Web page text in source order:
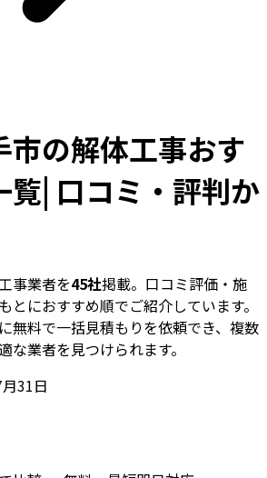
市の解体工事おす
覧| 口コミ・評判か
事業者を45社掲載。口コミ評価・施
とにおすすめ順でご紹介しています。
無料で一括見積もりを依頼でき、複数
な業者を見つけられます。
31日